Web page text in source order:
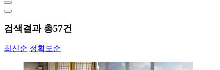
검색결과 총57건
최신순 정확도순